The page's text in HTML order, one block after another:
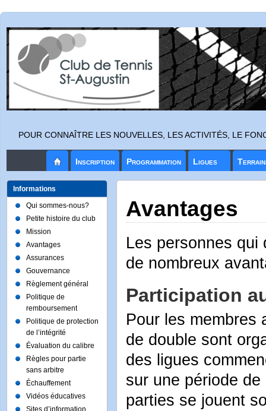
POUR CONNAÎTRE LES NOUVELLES, LES ACTIVITÉS, LE
Inscription Programmation Ligues
Avantages
Les personnes qui
de nombreux
Participation
Pour les membres
de double sont
des ligues
sur une période
parties se jouent
Informations
Qui sommes-nous?
Petite histoire du club
Mission
Avantages
Assurances
Gouvernance
Règlement général
Politique de
remboursement
Politique de protection
de l’intégrité
Évaluation du calibre
Règles pour partie
sans arbitre
Échauffement
Vidéos éducatives
Sites d’information